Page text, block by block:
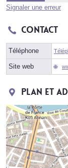
Signaler une erreur
Contact
Téléphone
Site web
Plan et